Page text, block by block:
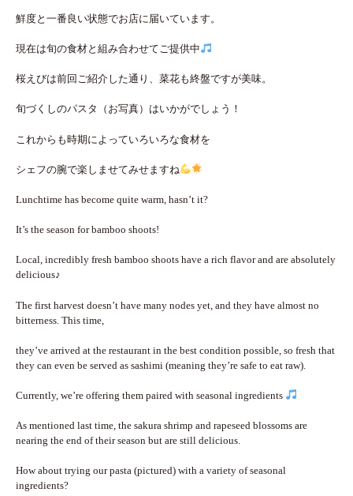
鮮度と一番良い状態でお店に届いています。
現在は旬の食材と組み合わせてご提供中
桜えびは前回ご紹介した通り、菜花も終盤ですが美味。
旬づくしのパスタ（お写真）はいかがでしょう！
これからも時期によっていろいろな食材を
シェフの腕で楽しませてみせますね
Lunchtime has become quite warm, hasn’t it?
It’s the season for bamboo shoots!
Local, incredibly fresh bamboo shoots have a rich flavor and are absolutely
delicious♪
The first harvest doesn’t have many nodes yet, and they have almost no
bitterness. This time,
they’ve arrived at the restaurant in the best condition possible, so fresh that
they can even be served as sashimi (meaning they’re safe to eat raw).
Currently, we’re offering them paired with seasonal ingredients
As mentioned last time, the sakura shrimp and rapeseed blossoms are
nearing the end of their season but are still delicious.
How about trying our pasta (pictured) with a variety of seasonal
ingredients?